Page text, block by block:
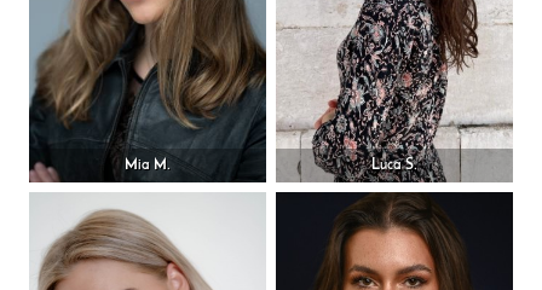
Mia M. Luca S.